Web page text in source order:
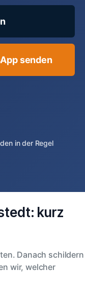
senden
in der Regel
kurz
Danach schildern
wir, welcher